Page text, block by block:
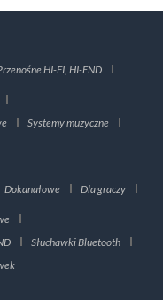
HI-FI, HI-END
Systemy muzyczne
Dokanałowe Dla graczy
Słuchawki Bluetooth